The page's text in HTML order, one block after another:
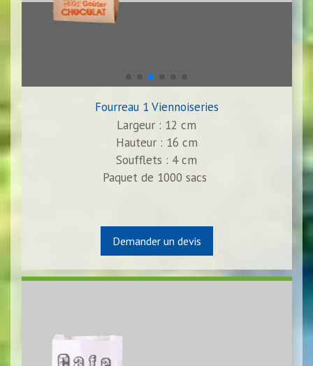
Fourreau 1 Viennoiseries
Largeur : 12 cm
Hauteur : 16 cm
Soufflets : 4 cm
Paquet de 1000 sacs
Demander un devis